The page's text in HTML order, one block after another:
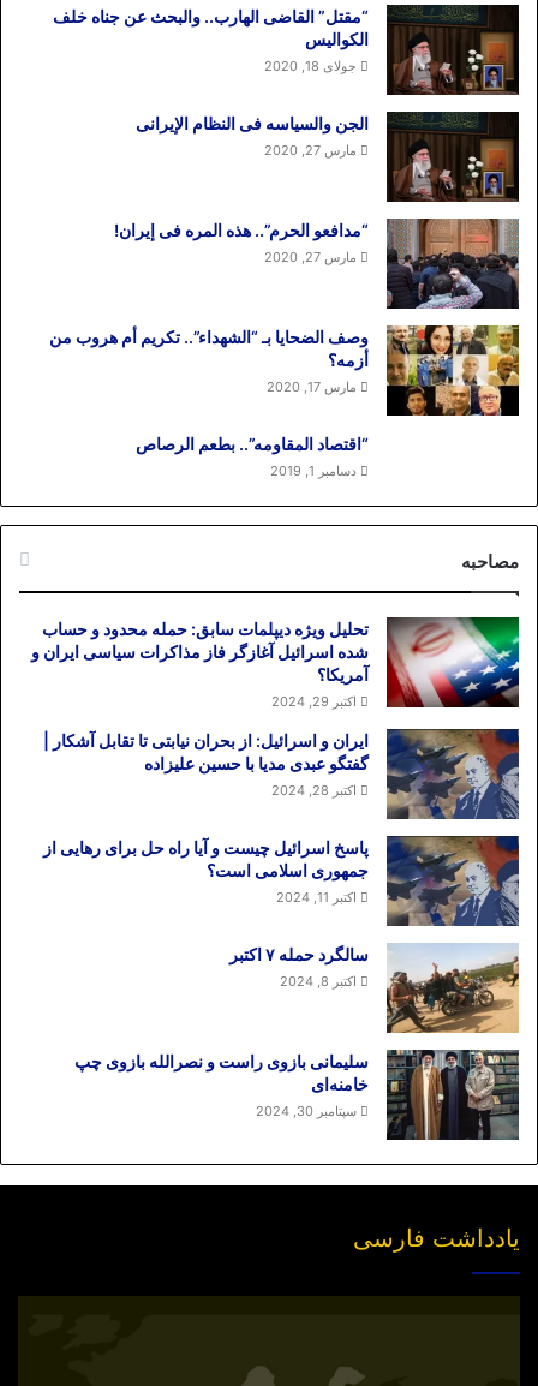
“مقتل” القاضی الهارب.. والبحث عن جناه خلف
الکوالیس
جولای 18, 2020
الجن والسیاسه فی النظام اﻹیرانی
مارس 27, 2020
“مدافعو الحرم”.. هذه المره فی إیران!
مارس 27, 2020
وصف الضحایا بـ “الشهداء”.. تکریم أم هروب من
أزمه؟
مارس 17, 2020
“اقتصاد المقاومه”.. بطعم الرصاص
دسامبر 1, 2019
مصاحبه
تحلیل ویژه دیپلمات سابق: حمله محدود و حساب
شده اسرائیل آغازگر فاز مذاکرات سیاسی ایران و
آمریکا؟
اکتبر 29, 2024
ایران و اسرائیل: از بحران نیابتی تا تقابل آشکار |
گفتگو عبدی مدیا با حسین علیزاده
اکتبر 28, 2024
پاسخ اسرائیل چیست و آیا راه حل برای رهایی از
جمهوری اسلامی است؟
اکتبر 11, 2024
سالگرد حمله ۷ اکتبر
اکتبر 8, 2024
سلیمانی بازوی راست و نصرالله بازوی چپ
خامنه‌ای
سپتامبر 30, 2024
یادداشت فارسی